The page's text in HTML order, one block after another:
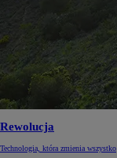
Rewolucja
Technologia, która zmienia wszystko